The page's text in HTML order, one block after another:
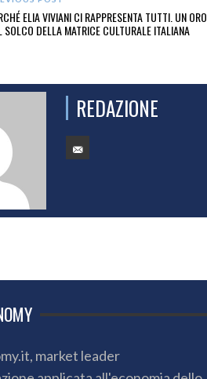
ELIA VIVIANI CI RAPPRESENTA TUTTI. UN ORO
SOLCO DELLA MATRICE CULTURALE ITALIANA
REDAZIONE
market leader